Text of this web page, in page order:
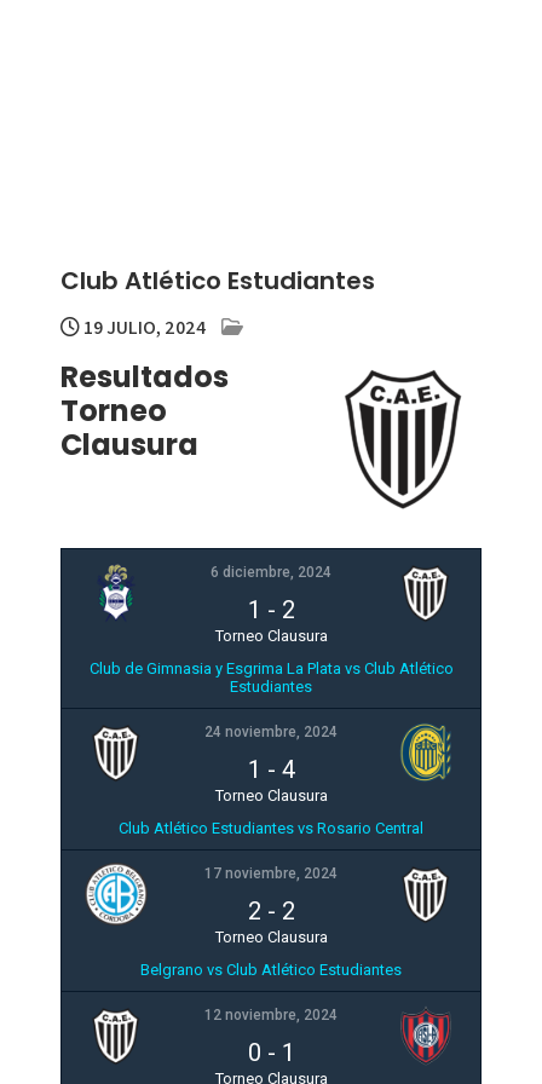
Club Atlético Estudiantes
19 JULIO, 2024
Resultados
Torneo
Clausura
6 diciembre, 2024
1 - 2
Torneo Clausura
Club de Gimnasia y Esgrima La Plata vs Club Atlético
Estudiantes
24 noviembre, 2024
1 - 4
Torneo Clausura
Club Atlético Estudiantes vs Rosario Central
17 noviembre, 2024
2 - 2
Torneo Clausura
Belgrano vs Club Atlético Estudiantes
12 noviembre, 2024
0 - 1
Torneo Clausura